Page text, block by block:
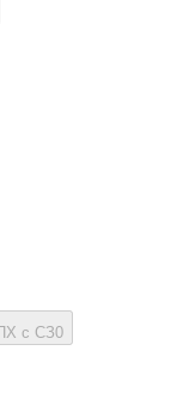
с СЗ0